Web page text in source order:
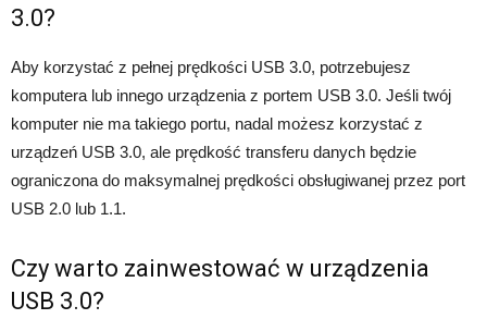
3.0?
Aby korzystać z pełnej prędkości USB 3.0, potrzebujesz
komputera lub innego urządzenia z portem USB 3.0. Jeśli twój
komputer nie ma takiego portu, nadal możesz korzystać z
urządzeń USB 3.0, ale prędkość transferu danych będzie
ograniczona do maksymalnej prędkości obsługiwanej przez port
USB 2.0 lub 1.1.
Czy warto zainwestować w urządzenia
USB 3.0?